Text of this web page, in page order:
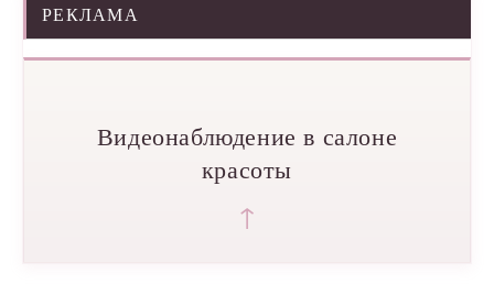
РЕКЛАМА
Видеонаблюдение в салоне
красоты
↑